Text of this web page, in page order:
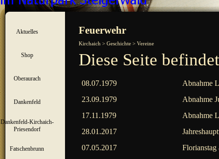
Menü überspringen
Aktuelles ▼
Shop ▼
Oberaurach
Dankenfeld ▼
Dankenfeld-Kirchaich-
Priesendorf
Fatschenbrunn ▼
Feuerwehr
Kirchaich > Geschichte > Vereine
Diese Seite
08.07.1979
Abnahme
23.09.1979
Abnahme
17.11.1979
Abnahme
28.01.2017
07.05.2017